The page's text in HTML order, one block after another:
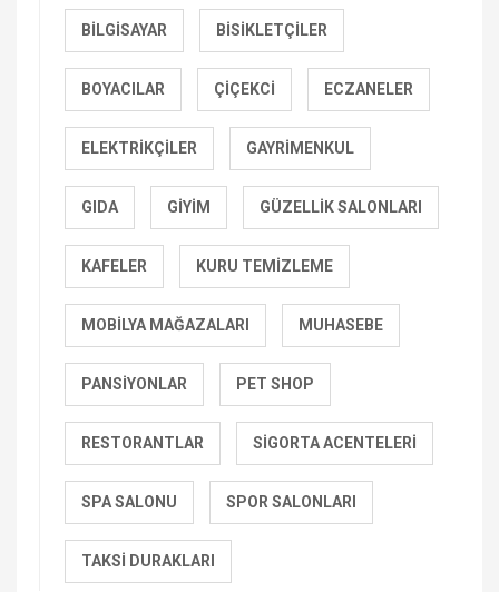
BILGISAYAR BISIKLETÇILER
BOYACILAR ÇIÇEKCI ECZANELER
ELEKTRIKÇILER GAYRIMENKUL
GIDA GIYIM GÜZELLIK SALONLARI
KAFELER KURU TEMIZLEME
MOBILYA MAĞAZALARI MUHASEBE
PANSIYONLAR PET SHOP
RESTORANTLAR SIGORTA ACENTELERI
SPA SALONU SPOR SALONLARI
TAKSI DURAKLARI